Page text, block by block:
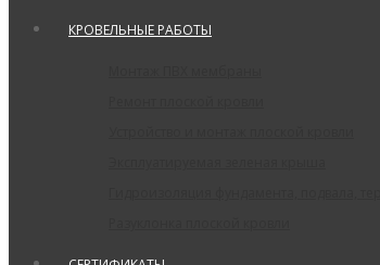
КРОВЕЛЬНЫЕ РАБОТЫ